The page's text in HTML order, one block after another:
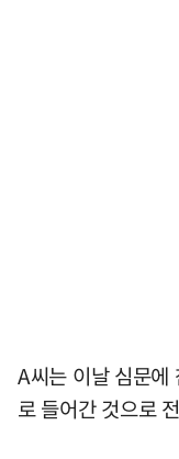
A씨는 이날 심문에
로 들어간 것으로